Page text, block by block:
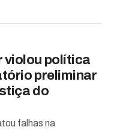
violou política
preliminar
do
falhas na